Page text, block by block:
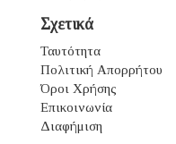
Σχετικά
Ταυτότητα
Πολιτική Απορρήτου
Όροι Χρήσης
Επικοινωνία
Διαφήμιση